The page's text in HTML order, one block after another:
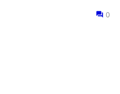
0